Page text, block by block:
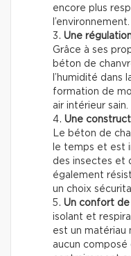
encore plus
l’environnement.
Une
Grâce à ses
béton de
l’humidité dans
formation de
air intérieur sain.
Une
Le béton de
le temps et est
des insectes et
également
un choix
Un confort
isolant et
est un matériau
aucun composé